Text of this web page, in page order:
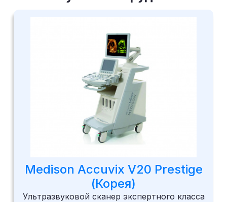
Medison Accuvix V20 Prestige
(Корея)
Ультразвуковой сканер экспертного класса